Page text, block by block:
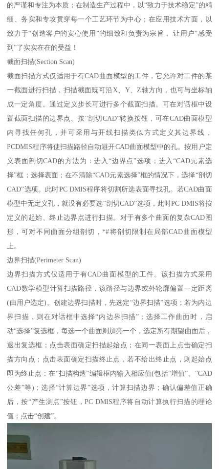
的严谨和专注为本质；在制造生产过程中，以“致力于技术稳定”的精
细、务实和专攻贯穿每一个工艺环节为中心；在应用技术方面，以
致力于“创造客户的安心使用”的细致和负责为宗旨， 让用户“感受
到”了实实在在的受益！
截面扫描(Section Scan)
截面扫描方式仅适用于有CAD曲面模型的工件，它允许对工件的某
一截面进行扫描，扫描截面既可沿X、Y、Z轴方向，也可与坐标轴
成一定角度。通过定义步长可进行多个截面扫描。可在对话框中设
置截面扫描的边界点。按“剖切CAD”转换按钮，可在CAD曲面模型
内寻找任何孔，并可采用与开线扫描类似方式定义其边界线，
PCDMIS程序将使扫描路径自动避开CAD曲面模型中的孔。按用户定
义表面剖切CAD的方法为：进入“边界点”选项；进入“CAD元素选
择”框；选择表面；在不清除“CAD元素选择”框的情况下，选择“剖切
CAD”选项。此时PC DMIS程序将切割所选表面寻找孔。若CAD曲面
模型中无定义孔，就没有必要选“剖切CAD”选项，此时PC DMIS将按
定义的起始、终止边界点进行扫描。对于有多个曲面的复杂CAD图
形，可对不同曲面分组剖切，*#将剖切限制在局部CAD曲面模型
上。
边界扫描(Perimeter Scan)
边界扫描方式仅适用于有CAD曲面模型的工件。该扫描方式采用
CAD数学模型计算扫描路径，该路径与边界或外轮廓偏置一定距离
(由用户选定)。创建边界扫描时，先选定“边界扫描”选项；若为内边
界扫描，则在对话框中选择“内边界扫描”；选择工作曲面时，启
动“选择”复选框，每选一个曲面则加亮一个，选定所有期望曲面后，
退出复选框；点击表面确定扫描起始点；在同一表面上点击确定扫
描方向点；点击表面确定扫描终止点，若不给出终止点，则起始点
即为终止点；在“扫描构造”编辑框内输入相应值(包括“增值”、“CAD
公差”等)；选择“计算边界”选项，计算扫描边界；确认偏差值正确
后，按“产生测点”按钮，PC DMIS程序将自动计算执行扫描的理论
值；点击“创建”。